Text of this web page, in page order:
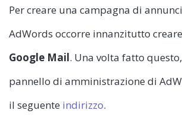
Per creare una campagna di
AdWords occorre innanzitutto
Google Mail. Una volta fatto
pannello di amministrazione di
il seguente indirizzo.